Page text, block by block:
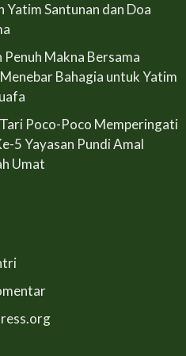
Yatim Santunan dan Doa
Penuh Makna Bersama
Bahagia untuk Yatim
Poco-Poco Memperingati
5 Yayasan Pundi Amal
Umat